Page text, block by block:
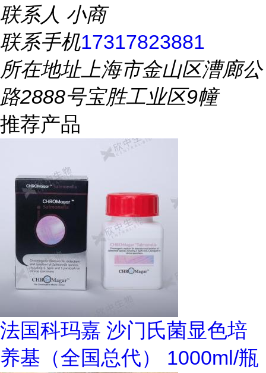
联系人 小商
联系手机17317823881
所在地址上海市金山区漕廊公
路2888号宝胜工业区9幢
推荐产品
法国科玛嘉 沙门氏菌显色培
养基（全国总代） 1000ml/瓶